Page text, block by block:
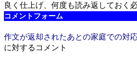
良く仕上げ、何度も読み返しておく
コメントフォーム
作文が返却されたあとの家庭での対
に対するコメント